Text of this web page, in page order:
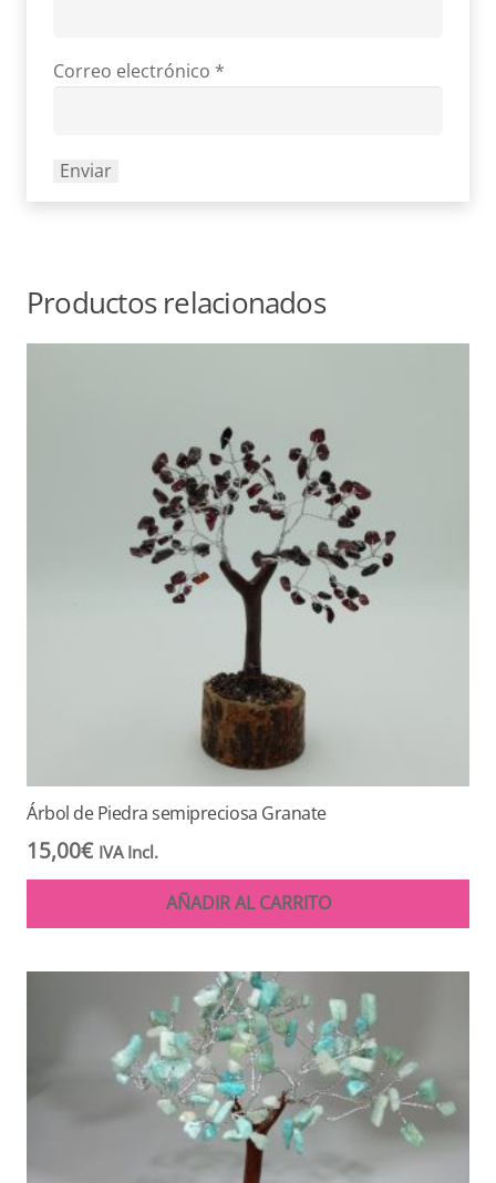
Correo electrónico *
Productos relacionados
Árbol de Piedra semipreciosa Granate
15,00€ IVA Incl.
AÑADIR AL CARRITO